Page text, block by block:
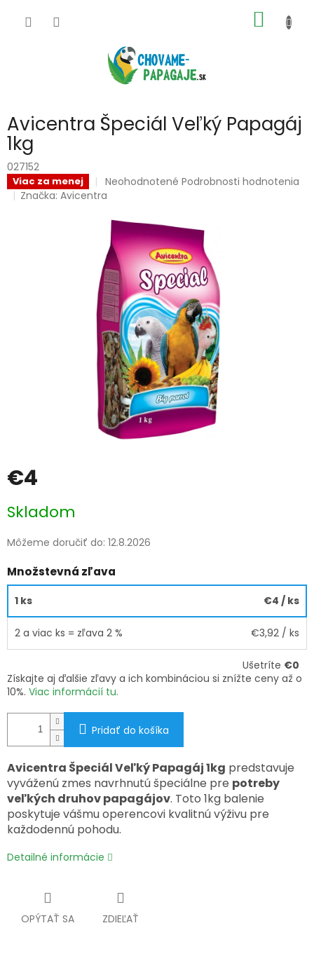
KOŠÍK
Avicentra Špeciál Veľký Papagáj
1kg
027152
Viac za menej
Priemerné
hodnotenie
je
0,0
z
5
hviezdičiek.
Neohodnotené Podrobnosti hodnotenia
Značka:Avicentra
€4
cena:
Skladom
Môžeme doručiť do: 12.8.2026
Množstevná zľava
1 ks €4 / ks
2 a viac ks = zľava 2 % €3,92 / ks
Ušetríte €0
Získajte aj ďalšie zľavy a ich kombináciou si znížte ceny až o
10%. Viac informácií tu.
Pridať do košíka
Avicentra Špeciál Veľký Papagáj 1kg predstavuje
vyváženú zmes navrhnutú špeciálne pre potreby
veľkých druhov papagájov. Toto 1kg balenie
poskytuje vášmu operencovi kvalitnú výživu pre
každodennú pohodu.
Detailné informácie
OPÝTAŤ SA ZDIEĽAŤ